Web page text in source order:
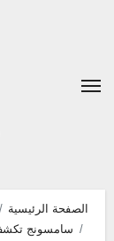
الصفحة الرئيسية